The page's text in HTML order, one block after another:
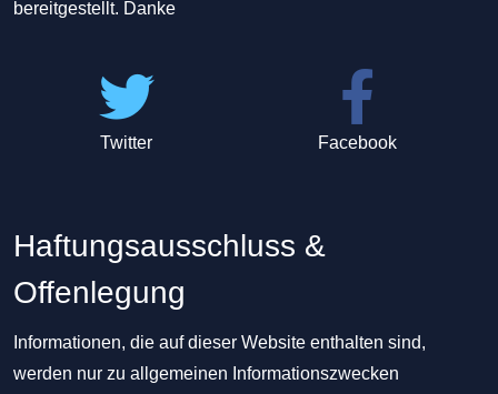
bereitgestellt. Danke
Twitter Facebook
Haftungsausschluss &
Offenlegung
Informationen, die auf dieser Website enthalten sind,
werden nur zu allgemeinen Informationszwecken